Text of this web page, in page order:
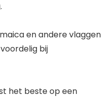
en andere vlaggen
bij
het beste op een